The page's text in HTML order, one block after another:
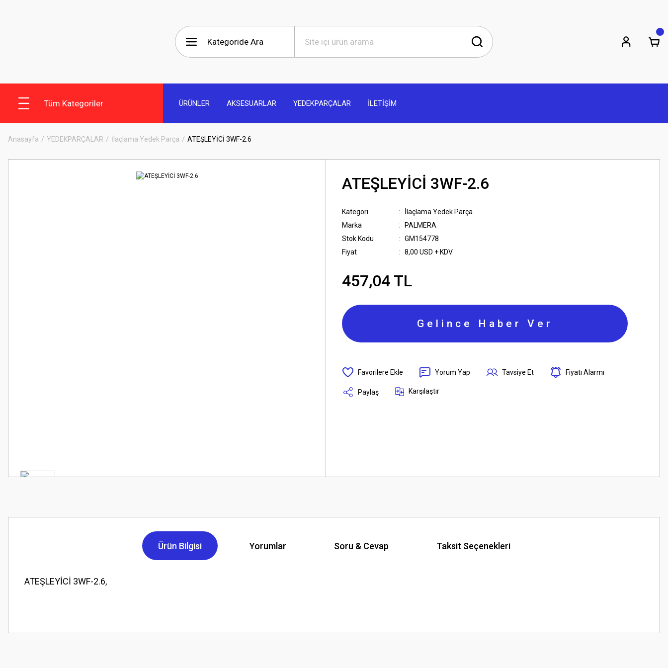
Tüm Kategoriler ÜRÜNLER AKSESUARLAR YEDEKPARÇALAR İLETİŞİM
Anasayfa YEDEKPARÇALAR İlaçlama Yedek Parça ATEŞLEYİCİ 3WF-2.6
ATEŞLEYİCİ 3WF-2.6
Kategori
İlaçlama Yedek Parça
Marka
PALMERA
Stok Kodu
GM154778
Fiyat
8,00 USD + KDV
457,04 TL
Gelince Haber Ver
Yorum Yap Tavsiye Et Fiyatı Alarmı
Paylaş Karşılaştır
Ürün Bilgisi Yorumlar Soru & Cevap Taksit Seçenekleri
ATEŞLEYİCİ 3WF-2.6,